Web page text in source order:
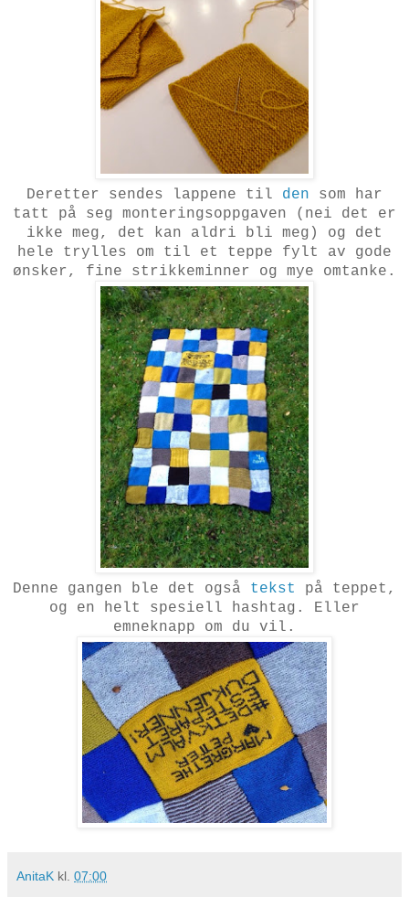
Deretter sendes lappene til den som har
tatt på seg monteringsoppgaven (nei det er
ikke meg, det kan aldri bli meg) og det
hele trylles om til et teppe fylt av gode
ønsker, fine strikkeminner og mye omtanke.
Denne gangen ble det også tekst
på teppet,
og en helt spesiell hashtag. Eller
emneknapp om du vil.
AnitaK kl. 07:00